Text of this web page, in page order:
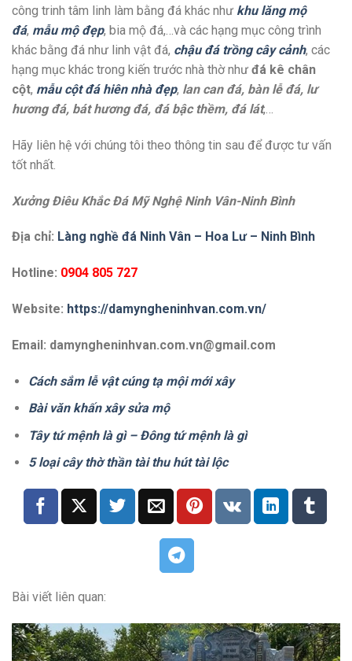
công trinh tâm linh làm bằng đá khác như khu lăng mộ
đá, mẫu mộ đẹp, bia mộ đá,…và các hạng mục công trình
khác bằng đá như linh vật đá, chậu đá trồng cây cảnh, các
hạng mục khác trong kiến trước nhà thờ như đá kê chân
cột, mẫu cột đá hiên nhà đẹp, lan can đá, bàn lễ đá, lư
hương đá, bát hương đá, đá bậc thềm, đá lát,…
Hãy liên hệ với chúng tôi theo thông tin sau để được tư vấn
tốt nhất.
Xưởng Điêu Khắc Đá Mỹ Nghệ Ninh Vân-Ninh Bình
Địa chỉ: Làng nghề đá Ninh Vân – Hoa Lư – Ninh Bình
Hotline: 0904 805 727
Website: https://damyngheninhvan.com.vn/
Email: damyngheninhvan.com.vn@gmail.com
Cách sắm lễ vật cúng tạ mội mới xây
Bài văn khấn xây sửa mộ
Tây tứ mệnh là gì – Đông tứ mệnh là gì
5 loại cây thờ thần tài thu hút tài lộc
Bài viết liên quan: